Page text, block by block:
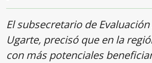
El subsecretario de
Ugarte, precisó que en la
con más potenciales